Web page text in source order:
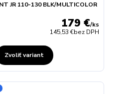
JR 110-130 BLK/MULTICOLOR
179 €/ks
145,53 €bez DPH
Zvoliť variant